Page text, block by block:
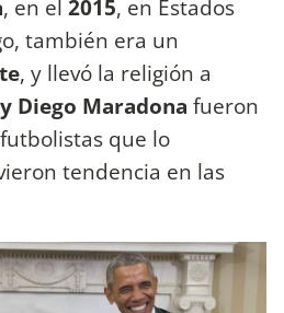
, en el 2015, en Estados
también era un
, y llevó la religión a
Diego Maradona fueron
que lo
tendencia en las